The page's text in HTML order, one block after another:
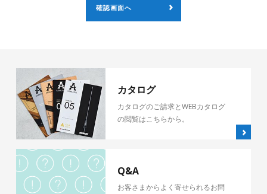
カタログ
カタログのご請求とWEBカタログ
の閲覧はこちらから。
Q&A
お客さまからよく寄せられるお問